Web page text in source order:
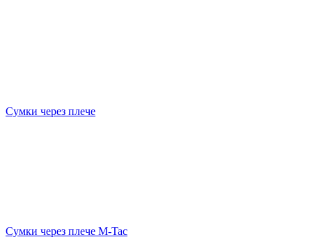
Сумки через плече
Сумки через плече M-Tac